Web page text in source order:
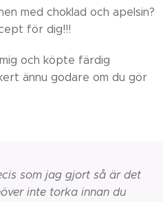
med choklad och apelsin?
för dig!!!
och köpte färdig
ännu godare om du gör
som jag gjort så är det
inte torka innan du